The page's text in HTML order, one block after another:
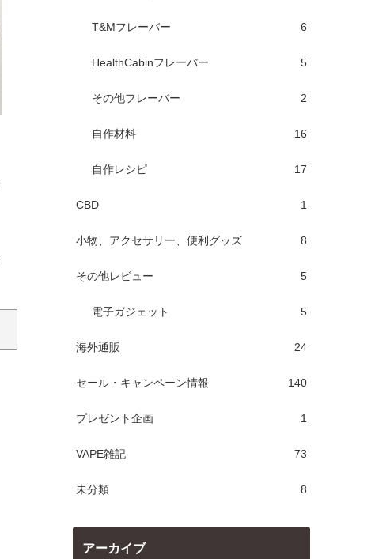
T&Mフレーバー 6
HealthCabinフレーバー 5
その他フレーバー 2
自作材料 16
自作レシピ 17
CBD 1
小物、アクセサリー、便利グッズ 8
その他レビュー 5
電子ガジェット 5
海外通販 24
セール・キャンペーン情報 140
プレゼント企画 1
VAPE雑記 73
未分類 8
アーカイブ